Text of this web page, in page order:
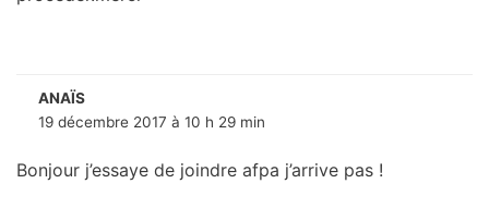
ANAÏS
19 décembre 2017 à 10 h 29 min
Bonjour j’essaye de joindre afpa j’arrive pas !